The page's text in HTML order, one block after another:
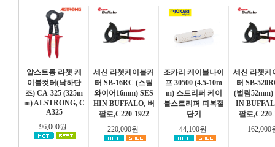
알스트롱 라쳇 케
이블컷터(낙하단
조) CA-325 (325m
m) ALSTRONG, C
A325
96,000원
세신 라쳇케이블커
터 SB-16RC (스틸
와이어16mm) SES
HIN BUFFALO, 버
팔로,C220-1922
220,000원
조카리 케이블나이
프 30500 (4.5-10m
m) 스트리퍼 케이
블스트리퍼 피복절
단기
44,100원
세신 라쳇케
터 SB-
(벌림52mm)
IN
팔로,C220-
162,000